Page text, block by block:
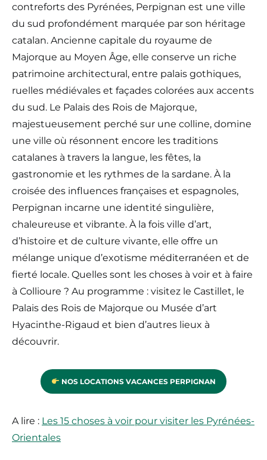
contreforts des Pyrénées, Perpignan est une ville
du sud profondément marquée par son héritage
catalan. Ancienne capitale du royaume de
Majorque au Moyen Âge, elle conserve un riche
patrimoine architectural, entre palais gothiques,
ruelles médiévales et façades colorées aux accents
du sud. Le Palais des Rois de Majorque,
majestueusement perché sur une colline, domine
une ville où résonnent encore les traditions
catalanes à travers la langue, les fêtes, la
gastronomie et les rythmes de la sardane. À la
croisée des influences françaises et espagnoles,
Perpignan incarne une identité singulière,
chaleureuse et vibrante. À la fois ville d’art,
d’histoire et de culture vivante, elle offre un
mélange unique d’exotisme méditerranéen et de
fierté locale. Quelles sont les choses à voir et à faire
à Collioure ? Au programme : visitez le Castillet, le
Palais des Rois de Majorque ou Musée d’art
Hyacinthe-Rigaud et bien d’autres lieux à
découvrir.
NOS LOCATIONS VACANCES PERPIGNAN
A lire : Les 15 choses à voir pour visiter les Pyrénées-
Orientales